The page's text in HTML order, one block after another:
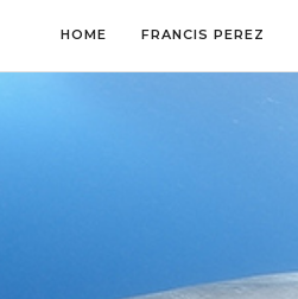
HOME FRANCIS PEREZ